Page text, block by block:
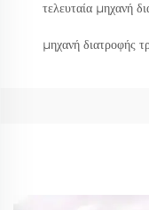
τελευταία μηχανή
μηχανή διατροφής